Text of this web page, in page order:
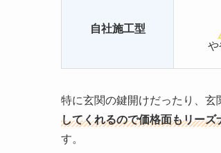
自社施工型
や
特に玄関の鍵開けだったり、玄
してくれるので価格面もリー
す。